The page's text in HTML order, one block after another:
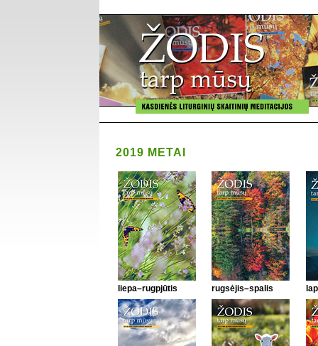
2019 METAI
liepa–rugpjūtis rugsėjis–spalis